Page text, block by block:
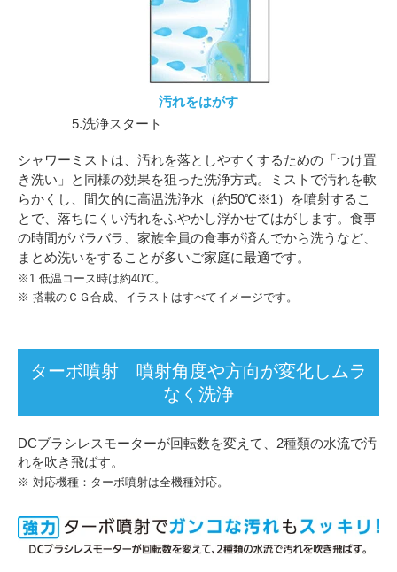
汚れをはがす
5.洗浄スタート
シャワーミストは、汚れを落としやすくするための「つけ置
き洗い」と同様の効果を狙った洗浄方式。ミストで汚れを軟
らかくし、間欠的に高温洗浄水（約50℃※1）を噴射するこ
とで、落ちにくい汚れをふやかし浮かせてはがします。食事
の時間がバラバラ、家族全員の食事が済んでから洗うなど、
まとめ洗いをすることが多いご家庭に最適です。
※1 低温コース時は約40℃。
※ 搭載のＣＧ合成、イラストはすべてイメージです。
ターボ噴射 噴射角度や方向が変化しムラ
なく洗浄
DCブラシレスモーターが回転数を変えて、2種類の水流で汚
れを吹き飛ばす。
※ 対応機種：ターボ噴射は全機種対応。